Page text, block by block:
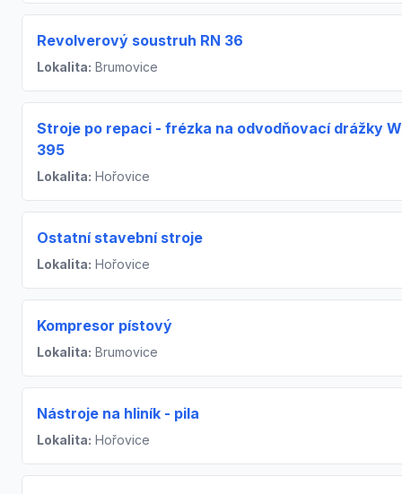
Revolverový soustruh RN 36
Lokalita: Brumovice
Stroje po repaci - frézka na odvodňovací drážky
395
Lokalita: Hořovice
Ostatní stavební stroje
Lokalita: Hořovice
Kompresor pístový
Lokalita: Brumovice
Nástroje na hliník - pila
Lokalita: Hořovice